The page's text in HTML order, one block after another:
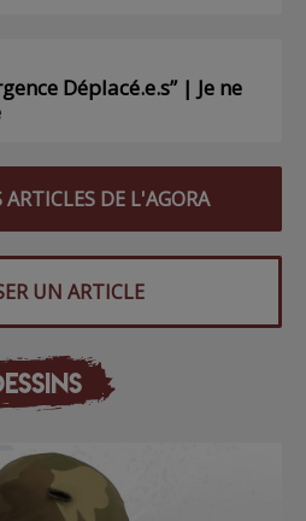
Déplacé.e.s” | Je ne
DE L'AGORA
UN ARTICLE